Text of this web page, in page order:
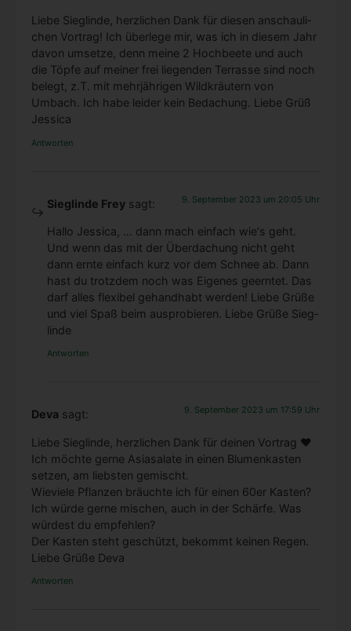
Lie­be Sieg­lin­de, herz­li­chen Dank für die­sen anschau­li­
chen Vor­trag! Ich über­le­ge mir, was ich in die­sem Jahr
davon umset­ze, denn mei­ne 2 Hoch­bee­te und auch
die Töp­fe auf mei­ner frei lie­gen­den Ter­ras­se sind noch
belegt, z.T. mit mehr­jäh­ri­gen Wild­kräu­tern von
Umbach. Ich habe lei­der kein Beda­chung. Lie­be Grüß
Jes­si­ca
Antworten
Sieglinde Frey sagt: 9. September 2023 um 20:05 Uhr
Hal­lo Jes­si­ca, … dann mach ein­fach wie‘s geht.
Und wenn das mit der Über­da­chung nicht geht
dann ern­te ein­fach kurz vor dem Schnee ab. Dann
hast du trotz­dem noch was Eige­nes geern­tet. Das
darf alles fle­xi­bel gehand­habt wer­den! Lie­be Grü­ße
und viel Spaß beim aus­pro­bie­ren. Lie­be Grü­ße Sieg­
lin­de
Antworten
Deva sagt: 9. September 2023 um 17:59 Uhr
Lie­be Sieg­lin­de, herz­li­chen Dank für dei­nen Vor­trag ♥
Ich möch­te ger­ne Asi­a­sa­la­te in einen Blu­men­kas­ten
set­zen, am liebs­ten gemischt.
Wie­vie­le Pflan­zen bräuch­te ich für einen 60er Kas­ten?
Ich wür­de ger­ne mischen, auch in der Schär­fe. Was
wür­dest du emp­feh­len?
Der Kas­ten steht geschützt, bekommt kei­nen Regen.
Lie­be Grü­ße Deva
Antworten